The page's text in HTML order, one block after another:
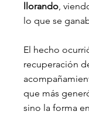
llorando,
lo que se
El hecho
recuperación
que más
sino la forma